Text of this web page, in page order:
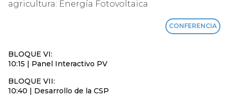
agricultura: Energía Fotovoltaica
CONFERENCIA
BLOQUE VI:
10:15 | Panel Interactivo PV
BLOQUE VII:
10:40 | Desarrollo de la CSP